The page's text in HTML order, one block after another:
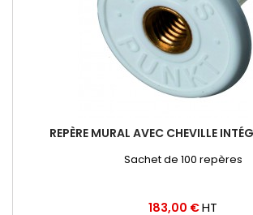
REPÈRE MURAL AVEC CHEVILLE
Sachet de 100 repères
Prix
183,00 €HT